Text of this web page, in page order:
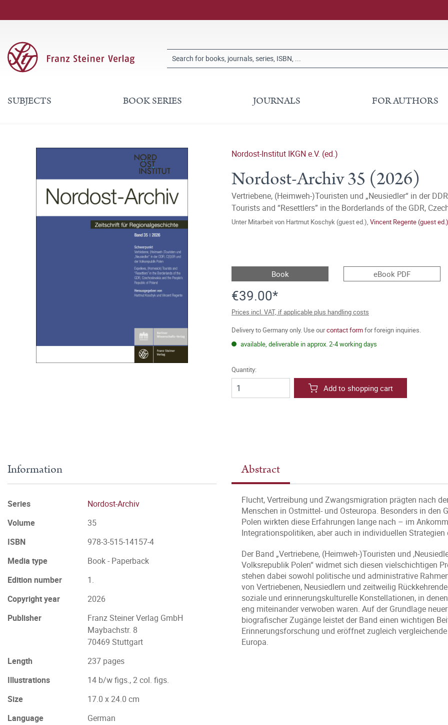
SUBJECTS BOOK SERIES JOURNALS FOR AUTHORS
Nordost-Institut IKGN e.V. (ed.)
Nordost-Archiv 35 (2026)
Vertriebene, (Heimweh-)Touristen und „Neusiedler“ in der
Tourists and “Resettlers” in the Borderlands of the GDR,
Unter Mitarbeit von Hartmut Koschyk (guest ed.), Vincent Regente (guest ed.)
Book eBook PDF
€39.00*
Prices incl. VAT, if applicable plus handling costs
Delivery to Germany only. Use ourcontact formfor foreign inquiries.
available, deliverable in approx. 2-4 working days
Quantity:
Add to shopping cart
Abstract
Flucht, Vertreibung und Zwangsmigration prägten nach
Menschen in Ostmittel- und Osteuropa. Besonders in den
Polen wirkten diese Erfahrungen lange nach – im
Integrationspolitiken, aber auch in individuellen
Der Band „Vertriebene, (Heimweh-)Touristen und
Volksrepublik Polen“ widmet sich diesen vielschichtigen
stehen dabei sowohl politische und administrative
von Vertriebenen, Neusiedlern und zeitweilig
soziale und erinnerungskulturelle Konstellationen, in
eng miteinander verwoben waren. Auf der Grundlage
biografischer Zugänge leistet der Band einen wichtigen
Erinnerungsforschung und eröffnet zugleich
Europa.
Information
Series
Nordost-Archiv
Volume
35
ISBN
978-3-515-14157-4
Media type
Book - Paperback
Edition number
1.
Copyright year
2026
Publisher
Franz Steiner Verlag GmbH
Maybachstr. 8
70469 Stuttgart
Length
237 pages
Illustrations
14 b/w figs., 2 col. figs.
Size
17.0 x 24.0 cm
Language
German